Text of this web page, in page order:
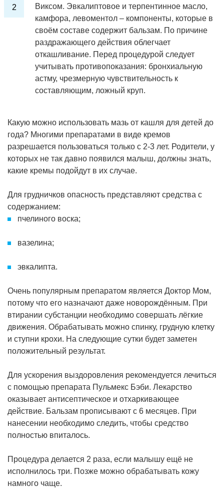
Виксом. Эвкалиптовое и терпентинное масло,
камфора, левоментол – компоненты, которые в
своём составе содержит бальзам. По причине
раздражающего действия облегчает
откашливание. Перед процедурой следует
учитывать противопоказания: бронхиальную
астму, чрезмерную чувствительность к
составляющим, ложный круп.
Какую можно использовать мазь от кашля для детей до
года? Многими препаратами в виде кремов
разрешается пользоваться только с 2-3 лет. Родители, у
которых не так давно появился малыш, должны знать,
какие кремы подойдут в их случае.
Для грудничков опасность представляют средства с
содержанием:
пчелиного воска;
вазелина;
эвкалипта.
Очень популярным препаратом является Доктор Мом,
потому что его назначают даже новорождённым. При
втирании субстанции необходимо совершать лёгкие
движения. Обрабатывать можно спинку, грудную клетку
и ступни крохи. На следующие сутки будет заметен
положительный результат.
Для ускорения выздоровления рекомендуется лечиться
с помощью препарата Пульмекс Бэби. Лекарство
оказывает антисептическое и отхаркивающее
действие. Бальзам прописывают с 6 месяцев. При
нанесении необходимо следить, чтобы средство
полностью впиталось.
Процедура делается 2 раза, если малышу ещё не
исполнилось три. Позже можно обрабатывать кожу
намного чаще.